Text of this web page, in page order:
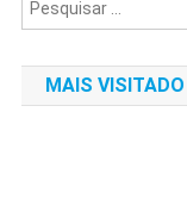
MAIS VISITADO